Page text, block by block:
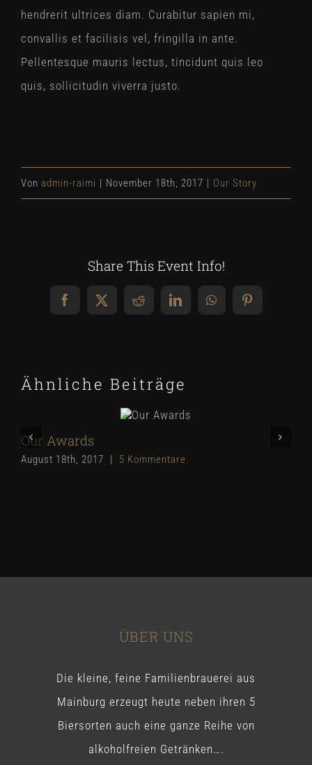
hendrerit ultrices diam. Curabitur sapien mi,
convallis et facilisis vel, fringilla in ante.
Pellentesque mauris lectus, tincidunt quis leo
quis, sollicitudin viverra justo.
Von admin-raimi | November 18th, 2017 | Our Story
Share This Event Info!
Facebook
X RedditLinkedInWhatsAppPinterest
Ähnliche Beiträge
Our Awards
August 18th, 2017 | 5 Kommentare
ÜBER UNS
Die kleine, feine Familienbrauerei aus
Mainburg erzeugt heute neben ihren 5
Biersorten auch eine ganze Reihe von
alkoholfreien Getränken….